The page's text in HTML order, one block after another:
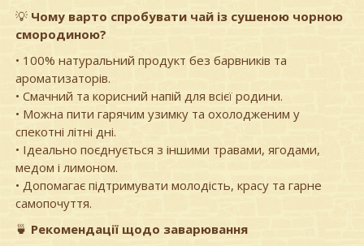
💡 Чому варто спробувати чай із сушеною чорною
смородиною?
• 100% натуральний продукт без барвників та
ароматизаторів.
• Смачний та корисний напій для всієї родини.
• Можна пити гарячим узимку та охолодженим у
спекотні літні дні.
• Ідеально поєднується з іншими травами, ягодами,
медом і лимоном.
• Допомагає підтримувати молодість, красу та гарне
самопочуття.
🍵 Рекомендації щодо заварювання